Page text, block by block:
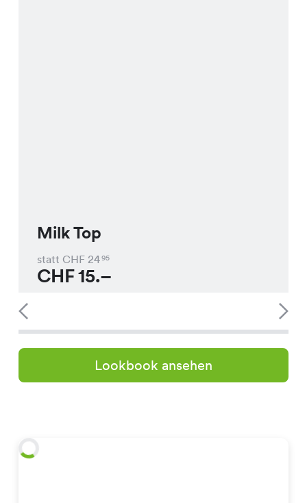
Milk Top
statt CHF 2495
CHF15.–
Lookbook ansehen